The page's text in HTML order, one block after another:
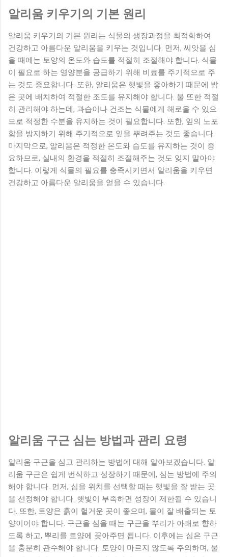
알리움 키우기의 기본 원리
알리움 키우기의 기본 원리는 식물의 생장과정을 최적화하여
건강하고 아름다운 알리움을 키우는 것입니다. 먼저, 씨앗을 심
을 때에는 토양의 온도와 습도를 적절히 조절해야 합니다. 식물
이 필요로 하는 영양분을 공급하기 위해 비료를 주기적으로 주
는 것도 중요합니다. 또한, 알리움은 햇빛을 좋아하기 때문에 밝
은 곳에 배치하여 적절한 조도를 유지해야 합니다. 물 또한 적절
히 관리해야 하는데, 과습이나 건조는 식물에게 해로울 수 있으
므로 적정한 수분을 유지하는 것이 필요합니다. 또한, 잎의 노포
함을 방지하기 위해 주기적으로 잎을 뿌려주는 것도 좋습니다.
마지막으로, 알리움은 적정한 온도와 습도를 유지하는 것이 중
요하므로, 실내의 환경을 적절히 조절해주는 것도 잊지 말아야
합니다. 이렇게 식물의 필요를 충족시키면서 알리움을 키우면
건강하고 아름다운 알리움을 얻을 수 있습니다.
알리움 구근 심는 방법과 관리 요령
알리움 구근을 심고 관리하는 방법에 대해 알아보겠습니다. 알
리움 구근은 쉽게 번식하고 성장하기 때문에, 심는 방법에 주의
해야 합니다. 먼저, 심을 위치를 선택할 때는 햇빛을 잘 받는 곳
을 선정해야 합니다. 햇빛이 부족하면 성장이 제한될 수 있습니
다. 또한, 토양은 흙이 헐거운 곳이 좋으며, 물이 잘 배출되는 토
양이어야 합니다. 구근을 심을 때는 구근을 뿌리가 아래로 향하
도록 하고, 뿌리를 토양에 꽂아주면 됩니다. 이후에는 심은 구근
을 충분히 관수해야 합니다. 토양이 마르지 않도록 주의하며, 물